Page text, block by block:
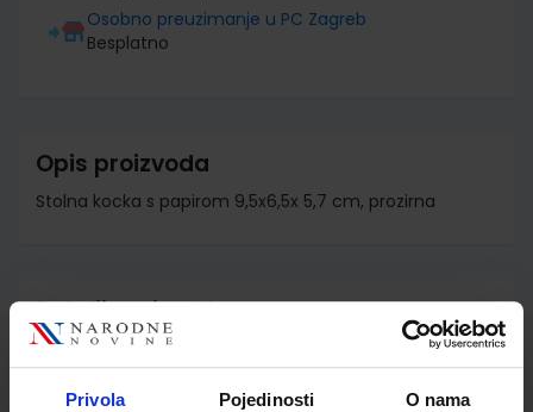
Privola Pojedinosti O nama
Osobno preuzimanje u PC Zagreb
Besplatno
Opis proizvoda
Stolna kocka s papirom 9,5x6,5x 5,7 cm, prozirna
Detalji proizvoda
Šifra proizvoda